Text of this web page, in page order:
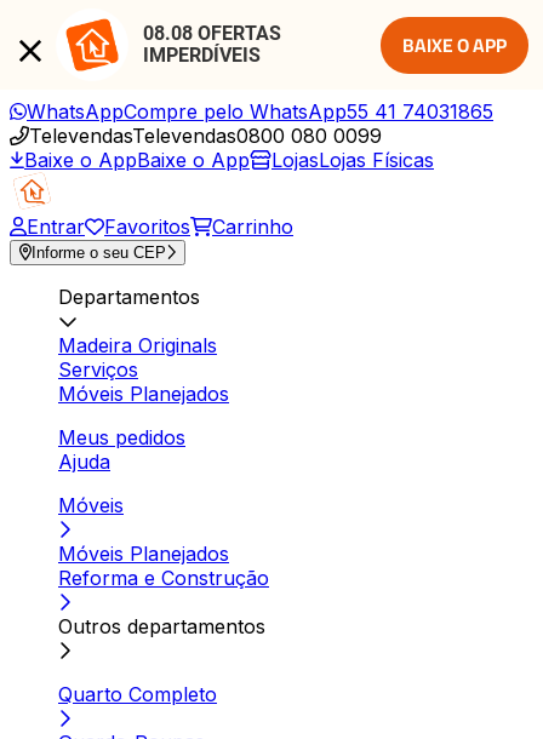
08.08 OFERTAS
IMPERDÍVEIS
BAIXE O APP
WhatsAppCompre pelo WhatsApp55 41 74031865
TelevendasTelevendas0800 080 0099
Baixe o AppBaixe o App LojasLojas Físicas
Entrar Favoritos Carrinho
Informe o seu CEP
Departamentos
Madeira Originals
Serviços
Móveis Planejados
Meus pedidos
Ajuda
Móveis
Móveis Planejados
Reforma e Construção
Outros departamentos
Quarto Completo